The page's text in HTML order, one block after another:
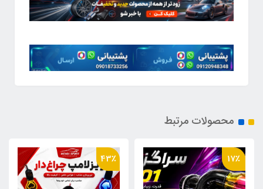
محصولات مرتبط
17٪ 43٪